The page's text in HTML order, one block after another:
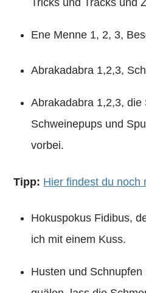
Ene Menne 1, 2, 3,
Abrakadabra 1,2,3,
Abrakadabra 1,2,3, die
Schweinepups und
vorbei.
Tipp: Hier findest du noch
Hokuspokus Fidibus,
ich mit einem Kuss.
Husten und